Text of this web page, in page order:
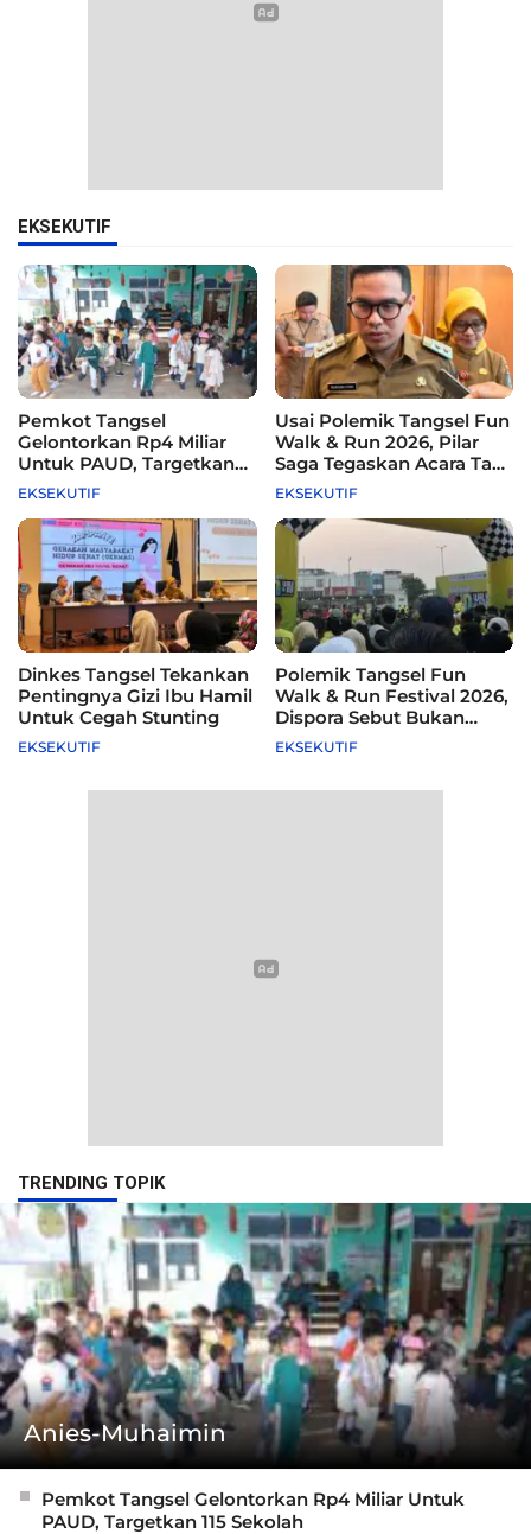
EKSEKUTIF
Pemkot Tangsel
Gelontorkan Rp4 Miliar
Untuk PAUD, Targetkan
115 Sekolah
EKSEKUTIF
Usai Polemik Tangsel Fun
Walk & Run 2026, Pilar
Saga Tegaskan Acara Tak
Difasilitasi Pemkot
EKSEKUTIF
Dinkes Tangsel Tekankan
Pentingnya Gizi Ibu Hamil
Untuk Cegah Stunting
EKSEKUTIF
Polemik Tangsel Fun
Walk & Run Festival 2026,
Dispora Sebut Bukan
Agenda Pemkot
EKSEKUTIF
TRENDING TOPIK
Anies-Muhaimin
Pemkot Tangsel Gelontorkan Rp4 Miliar Untuk
PAUD, Targetkan 115 Sekolah